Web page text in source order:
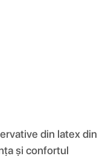
din latex din
și confortul